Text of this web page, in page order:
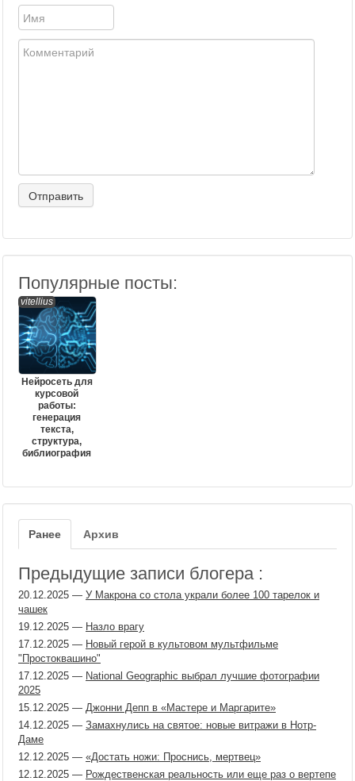
Популярные посты:
vitellius
Нейросеть для
курсовой
работы:
генерация
текста,
структура,
библиография
Ранее Архив
Предыдущие записи блогера :
20.12.2025 — У Макрона со стола украли более 100 тарелок и
чашек
19.12.2025 — Назло врагу
17.12.2025 — Новый герой в культовом мультфильме
"Простоквашино"
17.12.2025 — National Geographic выбрал лучшие фотографии
2025
15.12.2025 — Джонни Депп в «Мастере и Маргарите»
14.12.2025 — Замахнулись на святое: новые витражи в Нотр-
Даме
12.12.2025 — «Достать ножи: Проснись, мертвец»
12.12.2025 — Рождественская реальность или еще раз о вертепе